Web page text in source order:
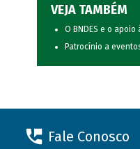
VEJA TAMBÉM
O BNDES e o apoio
Patrocínio a
Fale Conosco